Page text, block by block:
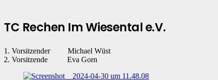
TC Rechen Im Wiesental e.V.
1. Vorsitzender Michael Wüst
2. Vorsitzende Eva Gorn